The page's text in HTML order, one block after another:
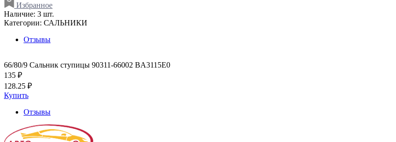
Избранное
Наличие: 3 шт.
Категории: САЛЬНИКИ
Отзывы
66/80/9 Сальник ступицы 90311-66002 BA3115E0
135 ₽
128.25 ₽
Купить
Отзывы